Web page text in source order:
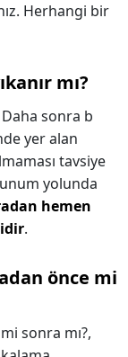
Herhangi bir
mı?
Daha sonra b
yer alan
tavsiye
yolunda
hemen
.
önce mi
sonra mı?,